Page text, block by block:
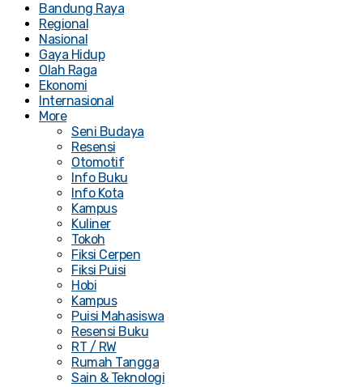
Bandung Raya
Regional
Nasional
Gaya Hidup
Olah Raga
Ekonomi
Internasional
More
Seni Budaya
Resensi
Otomotif
Info Buku
Info Kota
Kampus
Kuliner
Tokoh
Fiksi Cerpen
Fiksi Puisi
Hobi
Kampus
Puisi Mahasiswa
Resensi Buku
RT / RW
Rumah Tangga
Sain & Teknologi